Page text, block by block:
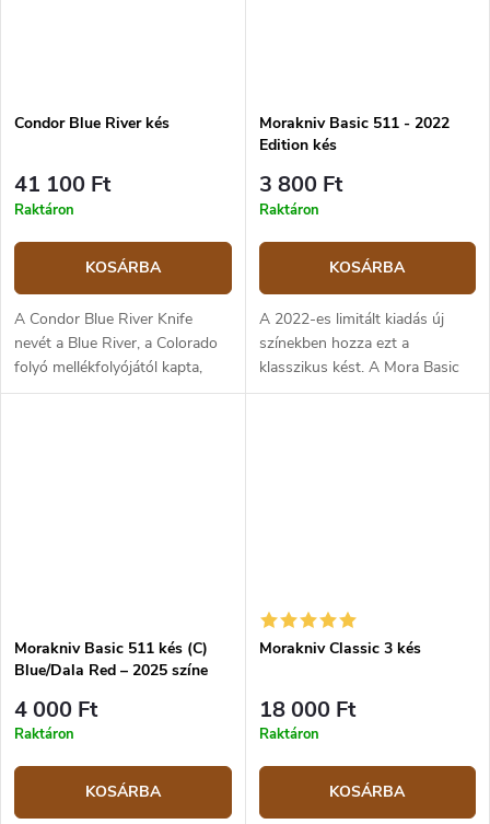
Condor Blue River kés
41 100 Ft
Raktáron
KOSÁRBA
A Condor Blue River Knife
nevét a Blue River, a Colorado
folyó mellékfolyójától kapta,
amelynek partjain az indián
Morakniv Basic 511 - 2022
Edition kés
3 800 Ft
Raktáron
KOSÁRBA
A 2022-es limitált kiadás új
színekben hozza ezt a
klasszikus kést. A Mora Basic
511 egy univerzális munkakés.
Morakniv Basic 511 kés (C)
Blue/Dala Red – 2025 színe
4 000 Ft
Raktáron
KOSÁRBA
Morakniv Classic 3 kés
18 000 Ft
Raktáron
KOSÁRBA